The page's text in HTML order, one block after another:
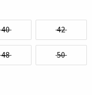
40 42
48 50